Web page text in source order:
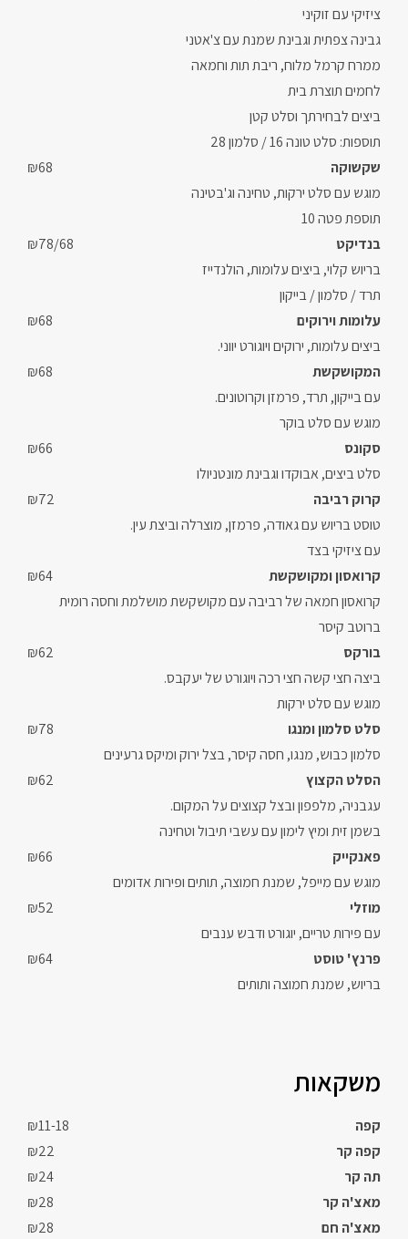
ציזיקי עם זוקיני
גבינה צפתית וגבינת שמנת עם צ'אטני
ממרח קרמל מלוח, ריבת תות וחמאה
לחמים תוצרת בית
ביצים לבחירתך וסלט קטן
תוספות: סלט טונה 16 / סלמון 28
שקשוקה
₪68
מוגש עם סלט ירקות, טחינה וג'בטינה
תוספת פטה 10
בנדיקט
₪78/68
בריוש קלוי, ביצים עלומות, הולנדייז
תרד / סלמון / בייקון
עלומות וירוקים
₪68
ביצים עלומות, ירוקים ויוגורט יווני.
המקושקשת
₪68
עם בייקון, תרד, פרמזן וקרוטונים.
מוגש עם סלט בוקר
סקונס
₪66
סלט ביצים, אבוקדו וגבינת מונטניולו
קרוק רביבה
₪72
טוסט בריוש עם גאודה, פרמזן, מוצרלה וביצת עין.
עם ציזיקי בצד
קרואסון ומקושקשת
₪64
קרואסון חמאה של רביבה עם מקושקשת מושלמת וחסה רומית
ברוטב קיסר
בורקס
₪62
ביצה חצי קשה חצי רכה ויוגורט של יעקבס.
מוגש עם סלט ירקות
סלט סלמון ומנגו
₪78
סלמון כבוש, מנגו, חסה קיסר, בצל ירוק ומיקס גרעינים
הסלט הקצוץ
₪62
עגבניה, מלפפון ובצל קצוצים על המקום.
בשמן זית ומיץ לימון עם עשבי תיבול וטחינה
פאנקייק
₪66
מוגש עם מייפל, שמנת חמוצה, תותים ופירות אדומים
מוזלי
₪52
עם פירות טריים, יוגורט ודבש ענבים
פרנץ' טוסט
₪64
בריוש, שמנת חמוצה ותותים
משקאות
קפה
₪11-18
קפה קר
₪22
תה קר
₪24
מאצ'ה קר
₪28
מאצ'ה חם
₪28